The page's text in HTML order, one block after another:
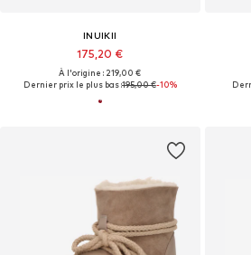
INUIKII
175,20 €
À l'origine : 219,00 €
Dernier prix le plus bas :195,00 €-10%